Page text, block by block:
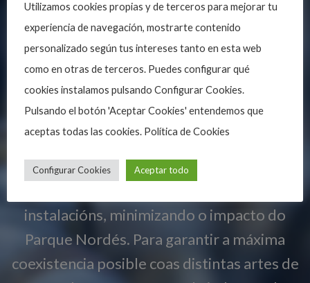
A tecnoloxía flotante permite a
instalacións, minimizando o impacto do
Parque Nordés. Para garantir a máxima
coexistencia posible coas distintas artes de
Utilizamos cookies propias y de terceros para mejorar tu
experiencia de navegación, mostrarte contenido
personalizado según tus intereses tanto en esta web
como en otras de terceros. Puedes configurar qué
cookies instalamos pulsando Configurar Cookies.
Pulsando el botón 'Aceptar Cookies' entendemos que
aceptas todas las cookies. Política de Cookies
Configurar Cookies Aceptar todo